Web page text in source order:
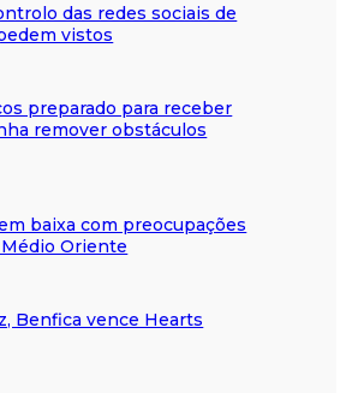
das redes sociais de
vistos
preparado para receber
remover obstáculos
baixa com preocupações
Oriente
Benfica vence Hearts